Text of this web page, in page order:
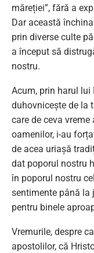
măreției”, fără a
Dar această
prin diverse culte
a început să
nostru.
Acum, prin harul lui
duhovnicește de la
care de ceva
oamenilor, i-au
de acea uriașă
dat poporul nostru
în poporul nostru
sentimente până la
pentru binele
Vremurile, despre
apostolilor, că